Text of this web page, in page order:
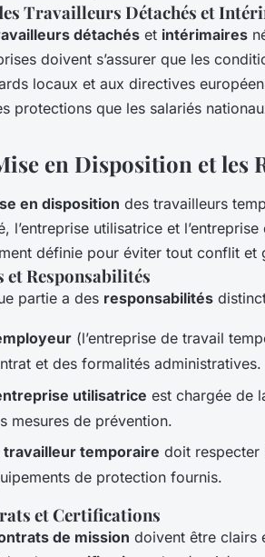
Travailleurs Détachés et
détachés et intérimaires
doivent s’assurer que les
locaux et aux directives
protections que les salariés
en Disposition et les
en disposition des travailleurs
l’entreprise utilisatrice et
définie pour éviter tout conflit et
et Responsabilités
partie a des responsabilités
(l’entreprise de travail
et des formalités administratives.
utilisatrice est chargée de
mesures de prévention.
travailleur temporaire doit respecter
de protection fournis.
et Certifications
de mission doivent être clairs